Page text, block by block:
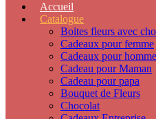
Accueil
Catalogue
Boites fleurs avec
Cadeaux pour femme
Cadeaux pour homme
Cadeau pour Maman
Cadeau pour papa
Bouquet de Fleurs
Chocolat